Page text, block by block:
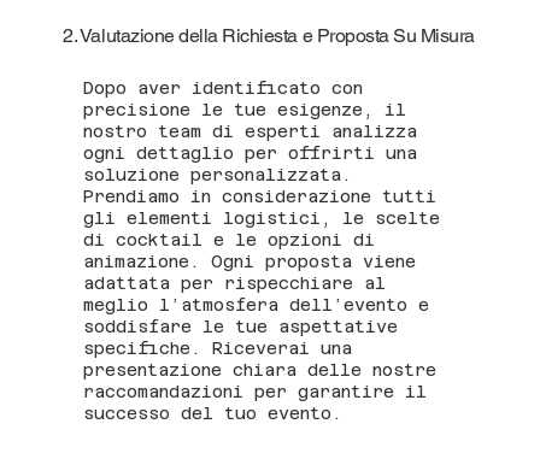
2. Valutazione della Richiesta e Proposta Su Misura
Dopo aver identificato con
precisione le tue esigenze, il
nostro team di esperti analizza
ogni dettaglio per offrirti una
soluzione personalizzata.
Prendiamo in considerazione tutti
gli elementi logistici, le scelte
di cocktail e le opzioni di
animazione. Ogni proposta viene
adattata per rispecchiare al
meglio l’atmosfera dell’evento e
soddisfare le tue aspettative
specifiche. Riceverai una
presentazione chiara delle nostre
raccomandazioni per garantire il
successo del tuo evento.